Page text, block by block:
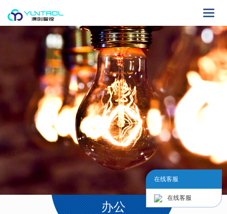
Toggle
办公
在线客服
在线客服